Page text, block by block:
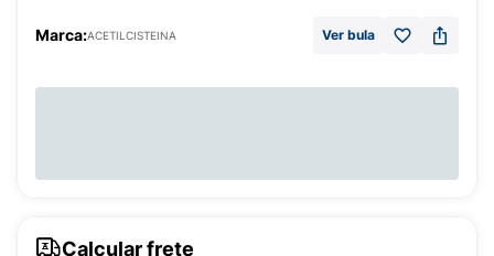
Marca:ACETILCISTEINA Ver bula
Calcular frete